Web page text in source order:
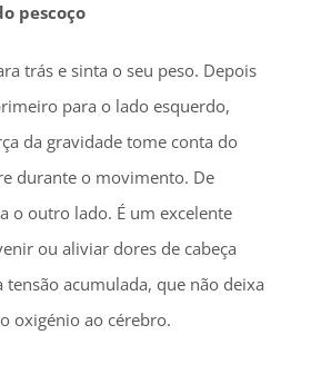
pescoço
trás e sinta o seu peso. Depois
para o lado esquerdo,
da gravidade tome conta do
durante o movimento. De
o outro lado. É um excelente
ou aliviar dores de cabeça
acumulada, que não deixa
oxigénio ao cérebro.